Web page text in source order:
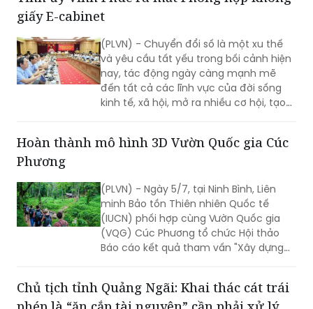
(PLVN) - Chuyển đổi số là một xu thế
và yêu cầu tất yếu trong bối cảnh hiện
nay, tác động ngày càng mạnh mẽ
đến tất cả các lĩnh vực của đời sống
kinh tế, xã hội, mở ra nhiều cơ hội, tạo
điều kiện để các địa phương nắm bắt,
bứt phá vươn lên.
Hoàn thành mô hình 3D Vườn Quốc gia Cúc
(PLVN) - Ngày 5/7, tại Ninh Bình, Liên
(IUCN) phối hợp cùng Vườn Quốc gia
(VQG) Cúc Phương tổ chức Hội thảo
Báo cáo kết quả tham vấn "Xây dựng
mô hình 3D có sự tham gia của cộng
đồng tại VQG Cúc Phương".
Chủ tịch tỉnh Quảng Ngãi: Khai thác cát trái
triệt để